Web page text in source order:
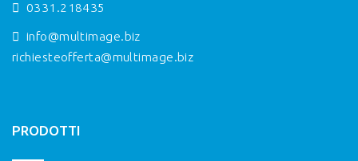
0331.218435
info@multimage.biz
richiesteofferta@multimage.biz
PRODOTTI